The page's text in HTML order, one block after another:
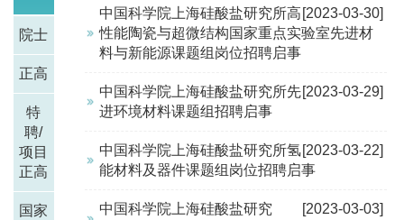
院士
正高
特
聘/
项目
正高
国家
[2023-03-30]
中国科学院上海硅酸盐研究所高
性能陶瓷与超微结构国家重点实验室先进材
料与新能源课题组岗位招聘启事
[2023-03-29]
中国科学院上海硅酸盐研究所先
进环境材料课题组招聘启事
[2023-03-22]
中国科学院上海硅酸盐研究所氢
能材料及器件课题组岗位招聘启事
[2023-03-03]
中国科学院上海硅酸盐研究